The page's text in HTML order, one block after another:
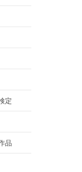
定
品